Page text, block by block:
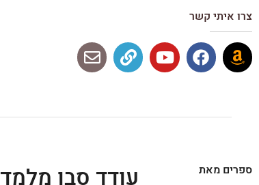
צרו איתי קשר
ספרים מאת עודד סבו מלמד